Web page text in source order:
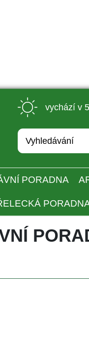
vychází v
PORADNA